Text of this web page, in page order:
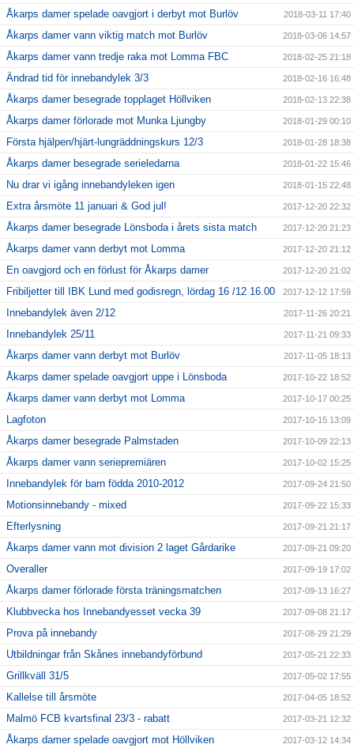
Åkarps damer spelade oavgjort i derbyt mot Burlöv 2018-03-11 17:40
Åkarps damer vann viktig match mot Burlöv 2018-03-06 14:57
Åkarps damer vann tredje raka mot Lomma FBC 2018-02-25 21:18
Ändrad tid för innebandylek 3/3 2018-02-16 16:48
Åkarps damer besegrade topplaget Höllviken 2018-02-13 22:38
Åkarps damer förlorade mot Munka Ljungby 2018-01-29 00:10
Första hjälpen/hjärt-lungräddningskurs 12/3 2018-01-28 18:38
Åkarps damer besegrade serieledarna 2018-01-22 15:46
Nu drar vi igång innebandyleken igen 2018-01-15 22:48
Extra årsmöte 11 januari & God jul! 2017-12-20 22:32
Åkarps damer besegrade Lönsboda i årets sista match 2017-12-20 21:23
Åkarps damer vann derbyt mot Lomma 2017-12-20 21:12
En oavgjord och en förlust för Åkarps damer 2017-12-20 21:02
Fribiljetter till IBK Lund med godisregn, lördag 16 /12 16.00 2017-12-12 17:59
Innebandylek även 2/12 2017-11-26 20:21
Innebandylek 25/11 2017-11-21 09:33
Åkarps damer vann derbyt mot Burlöv 2017-11-05 18:13
Åkarps damer spelade oavgjort uppe i Lönsboda 2017-10-22 18:52
Åkarps damer vann derbyt mot Lomma 2017-10-17 00:25
Lagfoton 2017-10-15 13:09
Åkarps damer besegrade Palmstaden 2017-10-09 22:13
Åkarps damer vann seriepremiären 2017-10-02 15:25
Innebandylek för barn födda 2010-2012 2017-09-24 21:50
Motionsinnebandy - mixed 2017-09-22 15:33
Efterlysning 2017-09-21 21:17
Åkarps damer vann mot division 2 laget Gårdarike 2017-09-21 09:20
Overaller 2017-09-19 17:02
Åkarps damer förlorade första träningsmatchen 2017-09-13 16:27
Klubbvecka hos Innebandyesset vecka 39 2017-09-08 21:17
Prova på innebandy 2017-08-29 21:29
Utbildningar från Skånes innebandyförbund 2017-05-21 22:33
Grillkväll 31/5 2017-05-02 17:55
Kallelse till årsmöte 2017-04-05 18:52
Malmö FCB kvartsfinal 23/3 - rabatt 2017-03-21 12:32
Åkarps damer spelade oavgjort mot Höllviken 2017-03-12 14:34